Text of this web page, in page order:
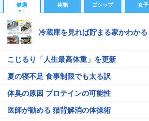
健康 芸能 ゴシップ 女子
冷蔵庫を見れば貯まる家かわかる
こじるり「人生最高体重」を更新
夏の寝不足 食事制限でも太る訳
体臭の原因 プロテインの可能性
医師が勧める 猫背解消の体操術